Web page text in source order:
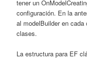
tener un
configuración. En la
al modelBuilder en
clases.
La estructura para EF